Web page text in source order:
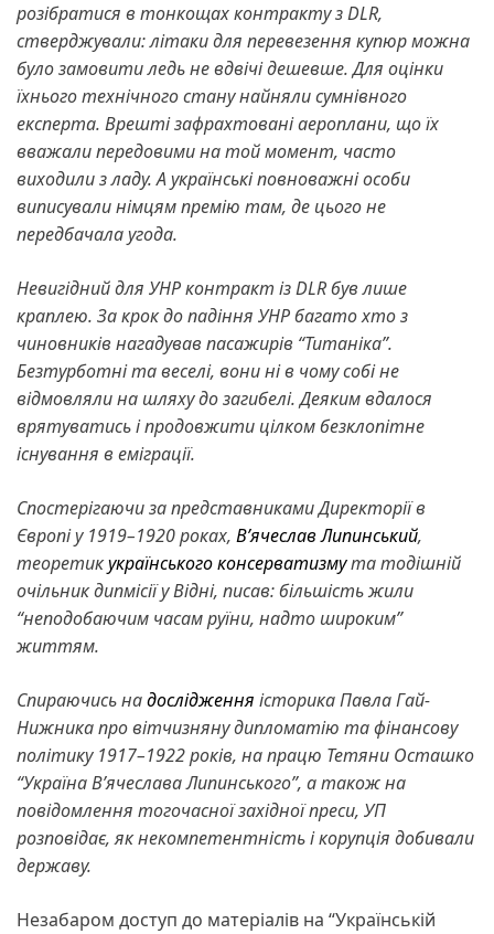
розібратися в тонкощах контракту з DLR,
стверджували: літаки для перевезення купюр можна
було замовити ледь не вдвічі дешевше. Для оцінки
їхнього технічного стану найняли сумнівного
експерта. Врешті зафрахтовані аероплани, що їх
вважали передовими на той момент, часто
виходили з ладу. А українські повноважні особи
виписували німцям премію там, де цього не
передбачала угода.
Невигідний для УНР контракт із DLR був лише
краплею. За крок до падіння УНР багато хто з
чиновників нагадував пасажирів “Титаніка”.
Безтурботні та веселі, вони ні в чому собі не
відмовляли на шляху до загибелі. Деяким вдалося
врятуватись і продовжити цілком безклопітне
існування в еміграції.
Спостерігаючи за представниками Директорії в
Європі у 1919–1920 роках, В’ячеслав Липинський,
теоретикукраїнського консерватизмута тодішній
очільник дипмісії у Відні, писав: більшість жили
“неподобаючим часам руїни, надто широким”
життям.
Спираючись надослідження історика Павла Гай-
Нижника про вітчизняну дипломатію та фінансову
політику 1917–1922 років, на працю Тетяни Осташко
“Україна В’ячеслава Липинського”, а також на
повідомлення тогочасної західної преси, УП
розповідає, як некомпетентність і корупція добивали
державу.
Незабаром доступ до матеріалів на “Українській